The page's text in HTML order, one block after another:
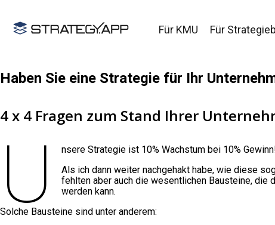
Für KMU Für
Haben Sie eine Strategie für Ihr
4 x 4 Fragen zum Stand Ihrer
U
nsere Strategie ist 10% Wachstum bei 10%
Als ich dann weiter nachgehakt habe, wie diese
fehlten aber auch die wesentlichen Bausteine, die
werden kann.
Solche Bausteine sind unter anderem: